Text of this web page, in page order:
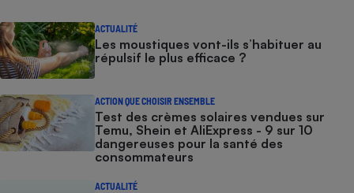
ACTUALITÉ
Les moustiques vont-ils s’habituer au
répulsif le plus efficace ?
ACTION QUE CHOISIR ENSEMBLE
Test des crèmes solaires vendues sur
Temu, Shein et AliExpress - 9 sur 10
dangereuses pour la santé des
consommateurs
ACTUALITÉ